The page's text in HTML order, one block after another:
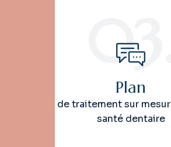
03.
Plan
Plan de traitement sur
santé dentaire